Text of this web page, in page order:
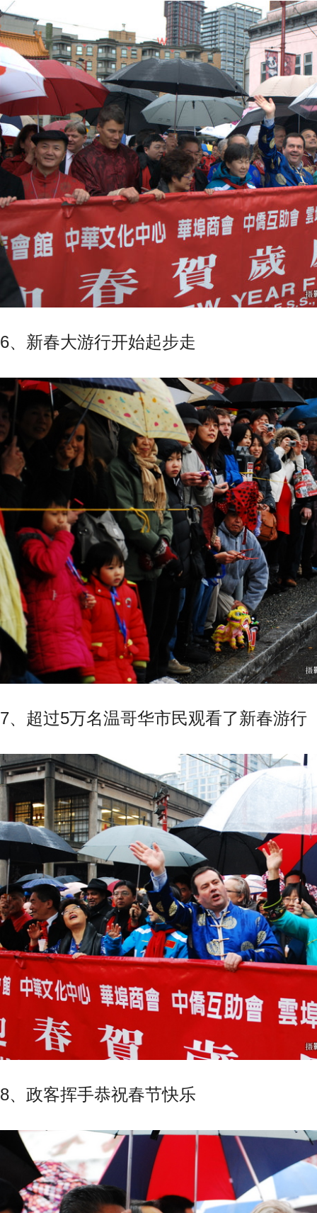
6、新春大游行开始起步走
7、超过5万名温哥华市民观看了新春游行
8、政客挥手恭祝春节快乐